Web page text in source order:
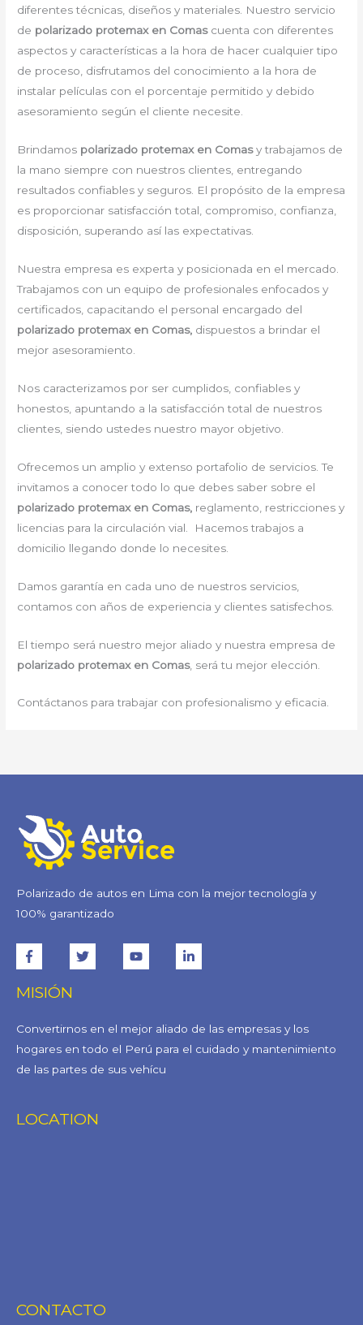
diferentes técnicas, diseños y materiales. Nuestro servicio
de polarizado protemax en Comascuenta con diferentes
aspectos y características a la hora de hacer cualquier tipo
de proceso, disfrutamos del conocimiento a la hora de
instalar películas con el porcentaje permitido y debido
asesoramiento según el cliente necesite.
Brindamos polarizado protemax en Comasy trabajamos de
la mano siempre con nuestros clientes, entregando
resultados confiables y seguros. El propósito de la empresa
es proporcionar satisfacción total, compromiso, confianza,
disposición, superando así las expectativas.
Nuestra empresa es experta y posicionada en el mercado.
Trabajamos con un equipo de profesionales enfocados y
certificados, capacitando el personal encargado del
polarizado protemax en Comas, dispuestos a brindar el
mejor asesoramiento.
Nos caracterizamos por ser cumplidos, confiables y
honestos, apuntando a la satisfacción total de nuestros
clientes, siendo ustedes nuestro mayor objetivo.
Ofrecemos un amplio y extenso portafolio de servicios. Te
invitamos a conocer todo lo que debes saber sobre el
polarizado protemax en Comas, reglamento, restricciones y
licencias para la circulación vial. Hacemos trabajos a
domicilio llegando donde lo necesites.
Damos garantía en cada uno de nuestros servicios,
contamos con años de experiencia y clientes satisfechos.
El tiempo será nuestro mejor aliado y nuestra empresa de
polarizado protemax en Comas, será tu mejor elección.
Contáctanos para trabajar con profesionalismo y eficacia.
Polarizado de autos en Lima con la mejor tecnología y
100% garantizado
MISIÓN
Convertirnos en el mejor aliado de las empresas y los
hogares en todo el Perú para el cuidado y mantenimiento
de las partes de sus vehícu
LOCATION
CONTACTO